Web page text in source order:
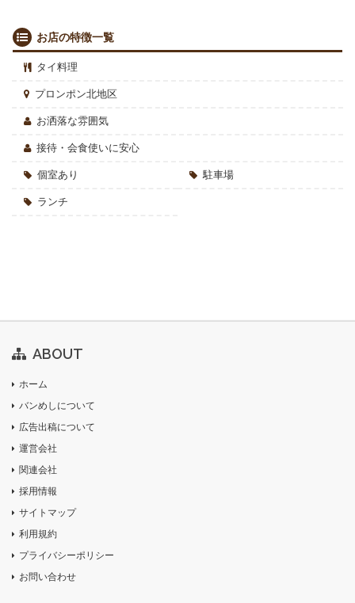
お店の特徴一覧
タイ料理
プロンポン北地区
お洒落な雰囲気
接待・会食使いに安心
個室あり 駐車場
ランチ
ABOUT
ホーム
バンめしについて
広告出稿について
運営会社
関連会社
採用情報
サイトマップ
利用規約
プライバシーポリシー
お問い合わせ